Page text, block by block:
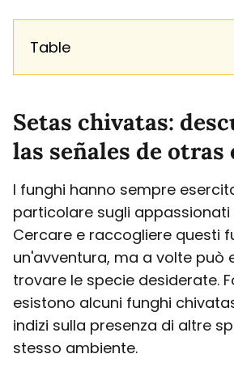
Table
Setas chivatas:
las señales de otras
I funghi hanno sempre
particolare sugli
Cercare e raccogliere questi
un'avventura, ma a volte può
trovare le specie desiderate.
esistono alcuni funghi
indizi sulla presenza di altre
stesso ambiente.